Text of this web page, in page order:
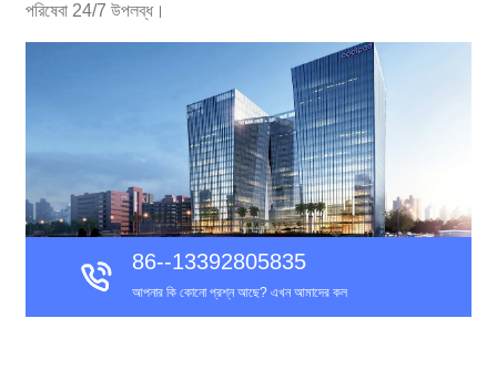
পরিষেবা 24/7 উপলব্ধ।
86--13392805835
আপনার কি কোনো প্রশ্ন আছে? এখন আমাদের কল